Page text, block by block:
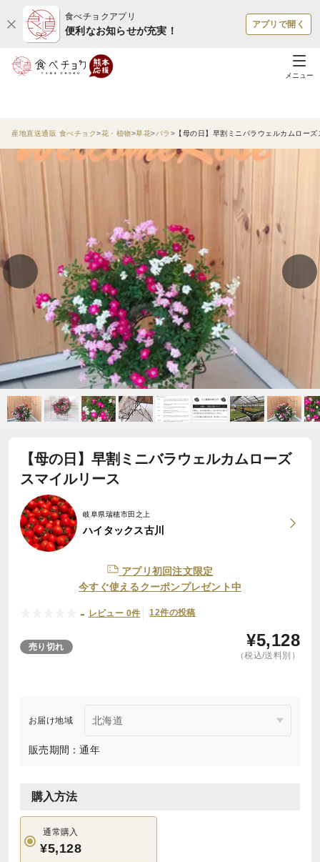
食べチョクアプリ
便利なお知らせが充実！
アプリで開く
メニュー
産地直送通販 食べチョク 花・植物 草花 バラ 【母の日】早割ミニバラウェルカムロー
【母の日】早割ミニバラウェルカムローズ
スマイルリース
岐阜県瑞穂市田之上
ハイタックス古川
アプリ初回注文限定
今すぐ使えるクーポンプレゼント中
- レビュー 0件 12件の投稿
売り切れ ¥5,128
（税込/送料別）
お届け地域
販売期間：通年
購入方法
通常購入
¥5,128